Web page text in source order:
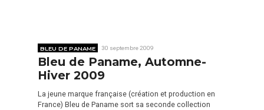
BLEU DE PANAME 30 septembre 2009
Bleu de Paname, Automne-
Hiver 2009
La jeune marque française (création et production en
France) Bleu de Paname sort sa seconde collection